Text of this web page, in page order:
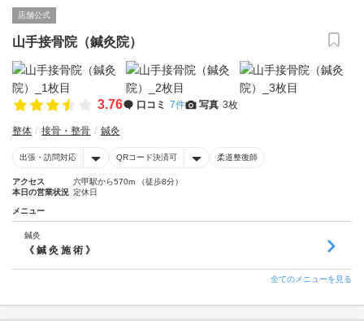
店舗公式
山手接骨院（鍼灸院）
3.76 口コミ 7件 写真 3枚
整体 接骨・整骨 鍼灸
出張・訪問対応 QRコード決済可 柔道整復師
アクセス
六甲駅から570m （徒歩8分）
本日の営業状況 定休日
メニュー
鍼灸
《 鍼 灸 施 術 》
全てのメニューを見る